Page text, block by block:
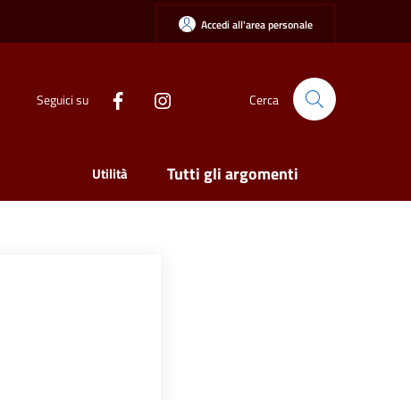
Accedi all'area personale
Seguici su Cerca
Utilità Tutti gli argomenti